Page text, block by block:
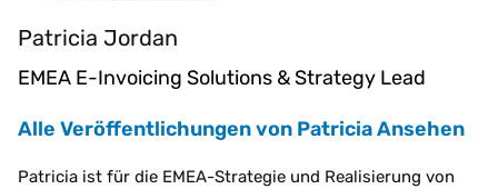
Patricia Jordan
EMEA E-Invoicing Solutions & Strategy Lead
Alle Veröffentlichungen von Patricia Ansehen
Patricia ist für die EMEA-Strategie und Realisierung von